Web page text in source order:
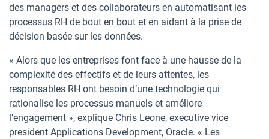
des managers et des collaborateurs en automatisant les
processus RH de bout en bout et en aidant à la prise de
décision basée sur les données.
« Alors que les entreprises font face à une hausse de la
complexité des effectifs et de leurs attentes, les
responsables RH ont besoin d’une technologie qui
rationalise les processus manuels et améliore
l’engagement », explique Chris Leone, executive vice
president Applications Development, Oracle. « Les